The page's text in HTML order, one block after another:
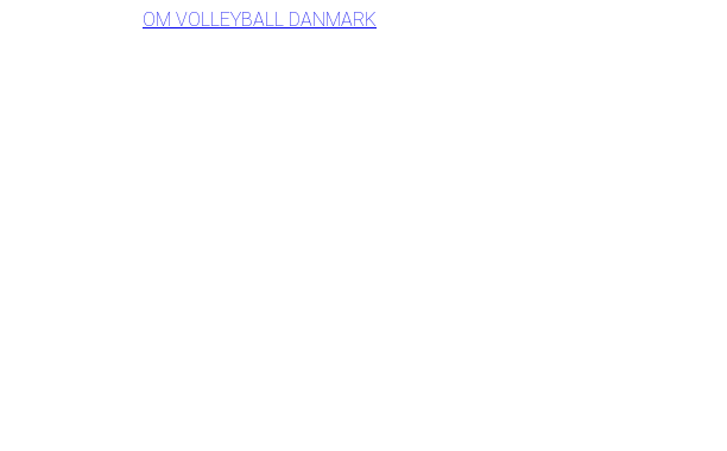
OM VOLLEYBALL DANMARK